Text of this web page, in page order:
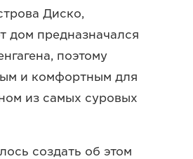
Диско,
дом предназначался
поэтому
и комфортным для
из самых суровых
создать об этом